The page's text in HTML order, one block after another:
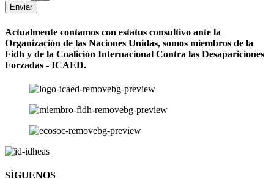
Enviar
Actualmente contamos con estatus consultivo ante la
Organización de las Naciones Unidas, somos miembros de la
Fidh y de la Coalición Internacional Contra las Desapariciones
Forzadas - ICAED.
SÍGUENOS